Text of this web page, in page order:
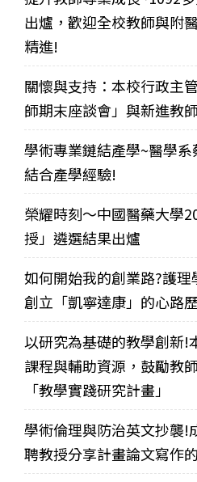
出爐，歡迎全校教師與附
精進!
關懷與支持：本校行政主
師期末座談會」與新進教
學術專業鏈結產學~醫學
結合產學經驗!
榮耀時刻～中國醫藥大學
授」遴選結果出爐
如何開始我的創業路?護
創立「凱寧達康」的心路
以研究為基礎的教學創新!
課程與輔助資源，鼓勵教
「教學實踐研究計畫」
學術倫理與防治英文抄襲!
聘教授分享計畫論文寫作